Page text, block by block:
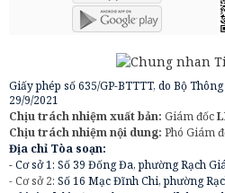
Giấy phép số 635/GP-BTTTT, do Bộ
29/9/2021
Chịu trách nhiệm xuất bản: Giám đốc
Chịu trách nhiệm nội dung: Phó Giám
Địa chỉ Tòa soạn:
- Cơ sở 1: Số 39 Đống Đa, phường Rạch
- Cơ sở 2: Số 16 Mạc Đĩnh Chi, phường